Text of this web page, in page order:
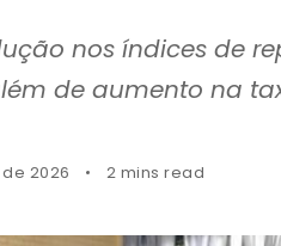
nos índices de
de aumento na
2026 2 mins read